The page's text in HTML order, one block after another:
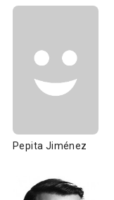
Pepita Jiménez